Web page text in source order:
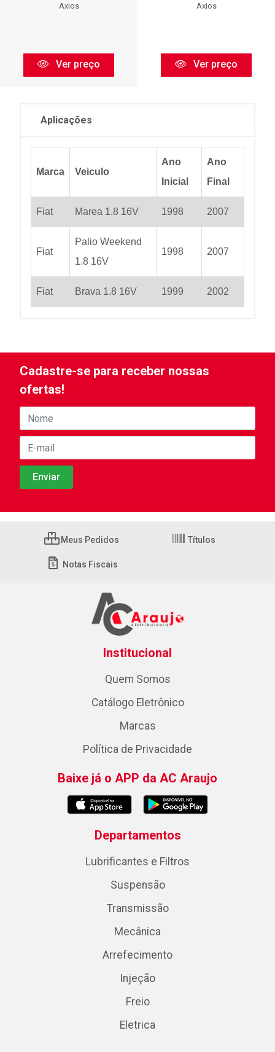
Axios
Ver preço
Axios
Ver preço
Aplicações
Marca Veiculo
Ano
Inicial
Ano
Final
Fiat Marea 1.8 16V 1998 2007
Fiat
Palio Weekend
1.8 16V
1998 2007
Fiat Brava 1.8 16V 1999 2002
Cadastre-se para receber nossas
ofertas!
Meus Pedidos Títulos
Notas Fiscais
Institucional
Quem Somos
Catálogo Eletrônico
Marcas
Política de Privacidade
Baixe já o APP da AC Araujo
Departamentos
Lubrificantes e Filtros
Suspensão
Transmissão
Mecânica
Arrefecimento
Injeção
Freio
Eletrica